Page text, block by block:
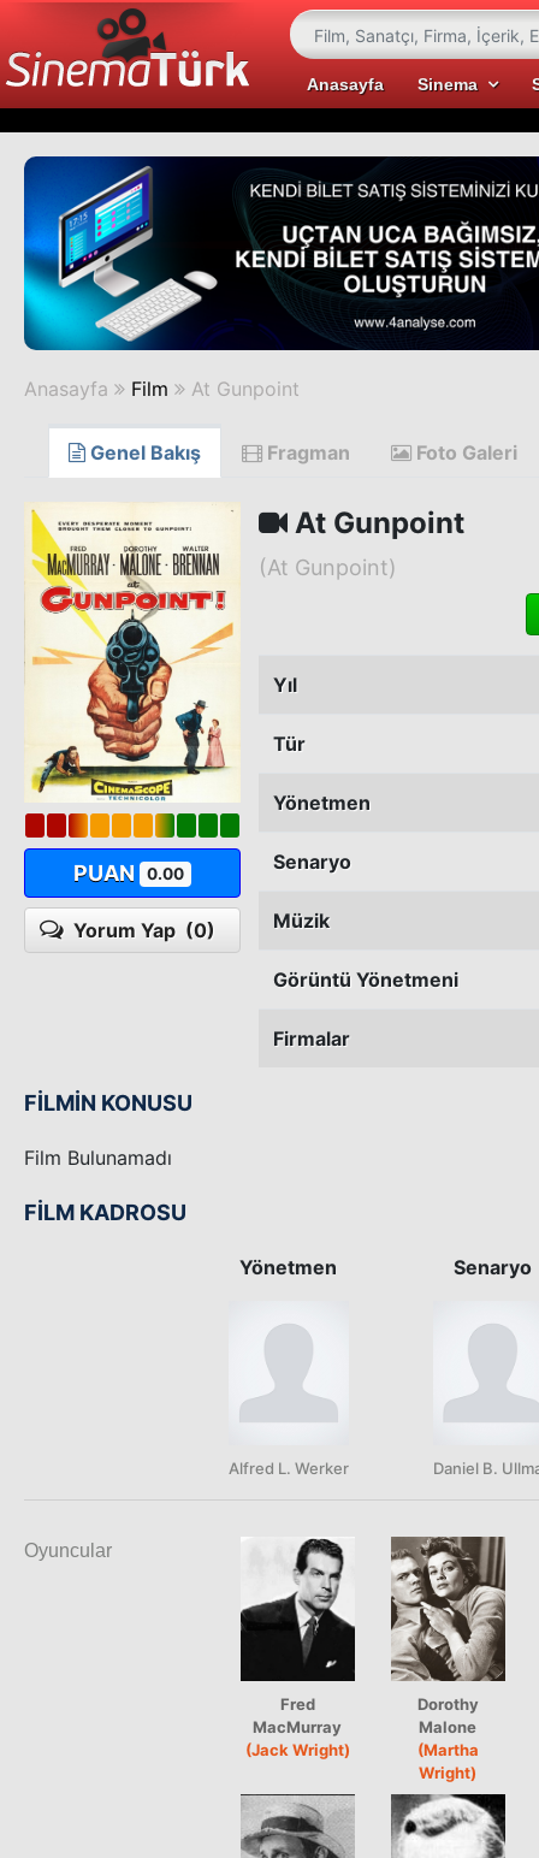
Anasayfa Sinema
Anasayfa Film At Gunpoint
Genel Bakış Fragman Foto Galeri
PUAN 0.00
Yorum Yap (0)
At Gunpoint
(At Gunpoint)
Yıl
Tür
Yönetmen
Senaryo
Müzik
Görüntü Yönetmeni
Firmalar
FİLMİN KONUSU
Film Bulunamadı
FİLM KADROSU
Yönetmen
Alfred L. Werker
Senaryo
Daniel B.
Oyuncular
Fred
MacMurray
(Jack Wright)
Dorothy
Malone
(Martha
Wright)